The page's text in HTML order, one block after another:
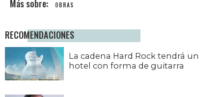
OBRAS
RECOMENDACIONES
La cadena Hard Rock tendrá un
hotel con forma de guitarra